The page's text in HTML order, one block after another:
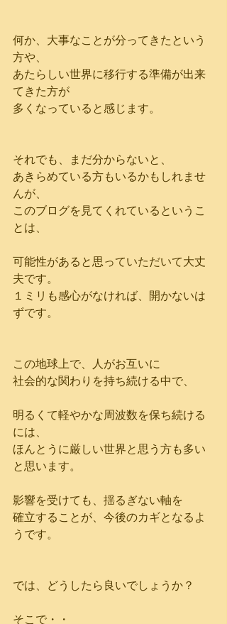
何か、大事なことが分ってきたという
方や、
あたらしい世界に移行する準備が出来
てきた方が
多くなっていると感じます。
それでも、まだ分からないと、
あきらめている方もいるかもしれませ
んが、
このブログを見てくれているというこ
とは、
可能性があると思っていただいて大丈
夫です。
１ミリも感心がなければ、開かないは
ずです。
この地球上で、人がお互いに
社会的な関わりを持ち続ける中で、
明るくて軽やかな周波数を保ち続ける
には、
ほんとうに厳しい世界と思う方も多い
と思います。
影響を受けても、揺るぎない軸を
確立することが、今後のカギとなるよ
うです。
では、どうしたら良いでしょうか？
そこで・・